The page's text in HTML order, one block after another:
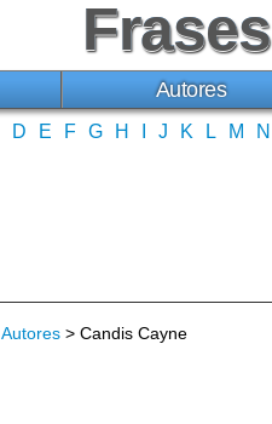
Frases
Autores
D E F G H J K L M N
Autores > Candis Cayne